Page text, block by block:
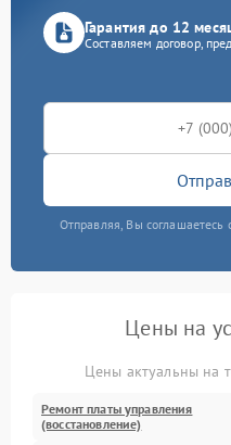
Гарантия до 12
Составляем договор,
Отправляя, Вы
Цены на
Цены актуальны на
Ремонт платы управления
(восстановление)